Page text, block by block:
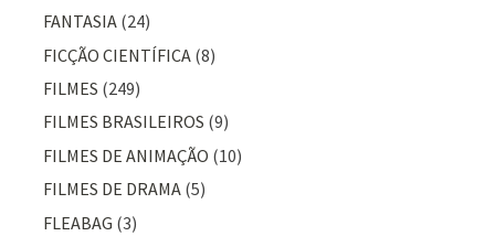
FANTASIA (24)
FICÇÃO CIENTÍFICA (8)
FILMES (249)
FILMES BRASILEIROS (9)
FILMES DE ANIMAÇÃO (10)
FILMES DE DRAMA (5)
FLEABAG (3)